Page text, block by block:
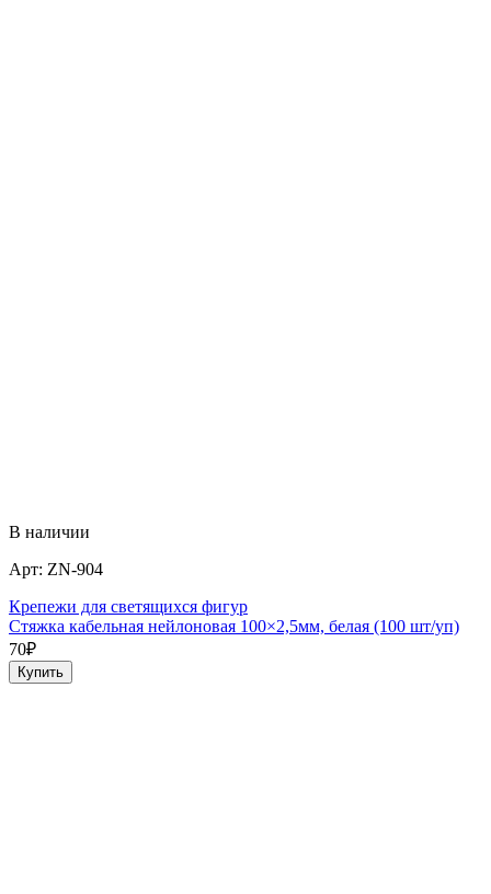
В наличии
Арт: ZN-904
Крепежи для светящихся фигур
Стяжка кабельная нейлоновая 100×2,5мм, белая (100 шт/уп)
70₽
Купить